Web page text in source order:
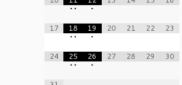
• •
•
17
18
• •
19
•
20 21 22 23
24
25
• •
26
•
27 28 29 30